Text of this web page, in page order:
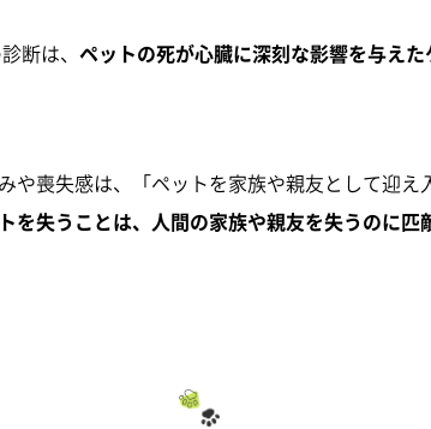
断は、 ペットの死が心臓に深刻な影響を与えた
や喪失感は、「ペットを家族や親友として迎え
を失うことは、人間の家族や親友を失うのに匹